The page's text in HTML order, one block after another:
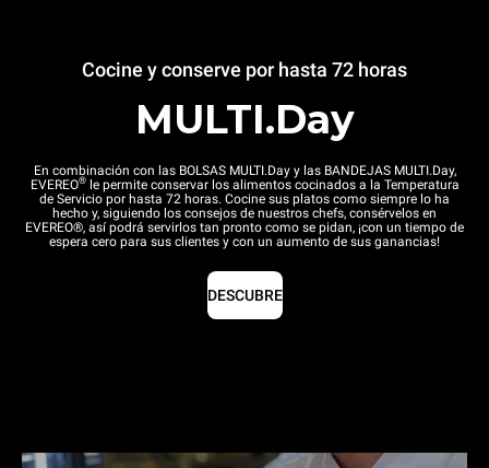
Cocine y conserve por hasta 72 horas
MULTI.Day
En combinación con las BOLSAS MULTI.Day y las BANDEJAS MULTI.Day,
EVEREO®le permite conservar los alimentos cocinados a la Temperatura
de Servicio por hasta 72 horas. Cocine sus platos como siempre lo ha
hecho y, siguiendo los consejos de nuestros chefs, consérvelos en
EVEREO®, así podrá servirlos tan pronto como se pidan, ¡con un tiempo de
espera cero para sus clientes y con un aumento de sus ganancias!
DESCUBRE